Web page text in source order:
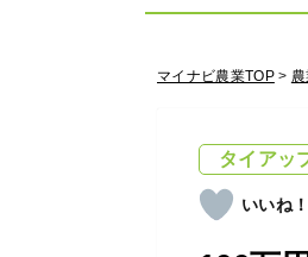
マイナビ農業TOP>
タイアッ